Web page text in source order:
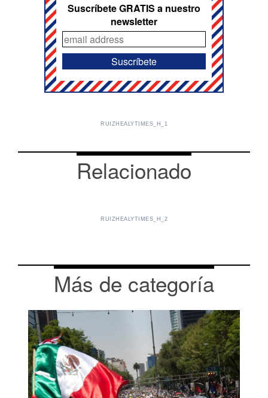
Suscríbete GRATIS a nuestro
newsletter
RUIZHEALYTIMES_H_1
Relacionado
RUIZHEALYTIMES_H_2
Más de categoría